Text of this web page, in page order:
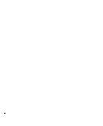
.